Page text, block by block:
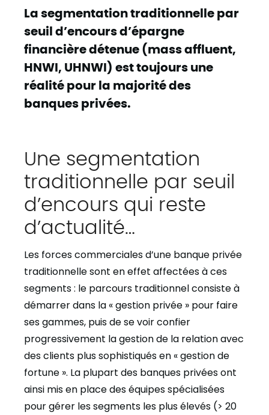
La segmentation traditionnelle par
seuil d’encours d’épargne
financière détenue (mass affluent,
HNWI, UHNWI) est toujours une
réalité pour la majorité des
banques privées.
Une segmentation
traditionnelle par seuil
d’encours qui reste
d’actualité…
Les forces commerciales d’une banque privée
traditionnelle sont en effet affectées à ces
segments : le parcours traditionnel consiste à
démarrer dans la « gestion privée » pour faire
ses gammes, puis de se voir confier
progressivement la gestion de la relation avec
des clients plus sophistiqués en « gestion de
fortune ». La plupart des banques privées ont
ainsi mis en place des équipes spécialisées
pour gérer les segments les plus élevés (> 20